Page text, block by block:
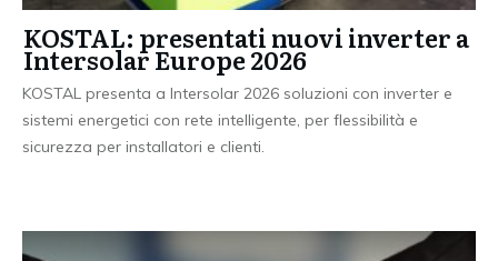
KOSTAL: presentati nuovi inverter a
Intersolar Europe 2026
KOSTAL presenta a Intersolar 2026 soluzioni con inverter e
sistemi energetici con rete intelligente, per flessibilità e
sicurezza per installatori e clienti.